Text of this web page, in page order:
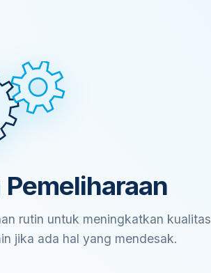
rutin untuk meningkatkan kualitas
jika ada hal yang mendesak.